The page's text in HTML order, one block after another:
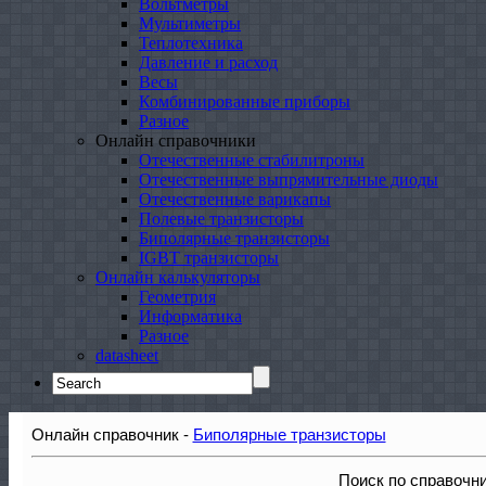
Вольтметры
Мультиметры
Теплотехника
Давление и расход
Весы
Комбинированные приборы
Разное
Онлайн справочники
Отечественные стабилитроны
Отечественные выпрямительные диоды
Отечественные варикапы
Полевые транзисторы
Биполярные транзисторы
IGBT транзисторы
Онлайн калькуляторы
Геометрия
Информатика
Разное
datasheet
Search
for:
Онлайн справочник - Биполярные транзисторы
Поиск по